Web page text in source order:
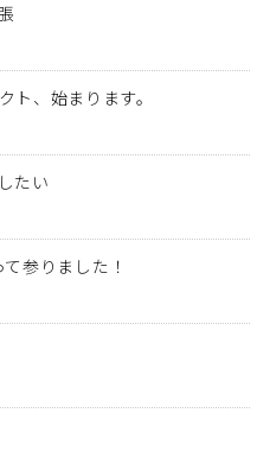
ト、始まります。
たい
参りました！